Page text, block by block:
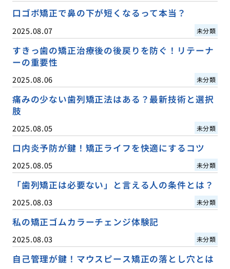
口ゴボ矯正で鼻の下が短くなるって本当？
2025.08.07 未分類
すきっ歯の矯正治療後の後戻りを防ぐ！リテーナ
ーの重要性
2025.08.06 未分類
痛みの少ない歯列矯正法はある？最新技術と選択
肢
2025.08.05 未分類
口内炎予防が鍵！矯正ライフを快適にするコツ
2025.08.05 未分類
「歯列矯正は必要ない」と言える人の条件とは？
2025.08.03 未分類
私の矯正ゴムカラーチェンジ体験記
2025.08.03 未分類
自己管理が鍵！マウスピース矯正の落とし穴とは